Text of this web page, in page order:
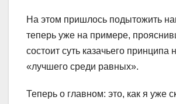
На этом пришлось подытожить
теперь уже на примере,
состоит суть казачьего принципа
«лучшего среди равных».
Теперь о главном: это, как я уже